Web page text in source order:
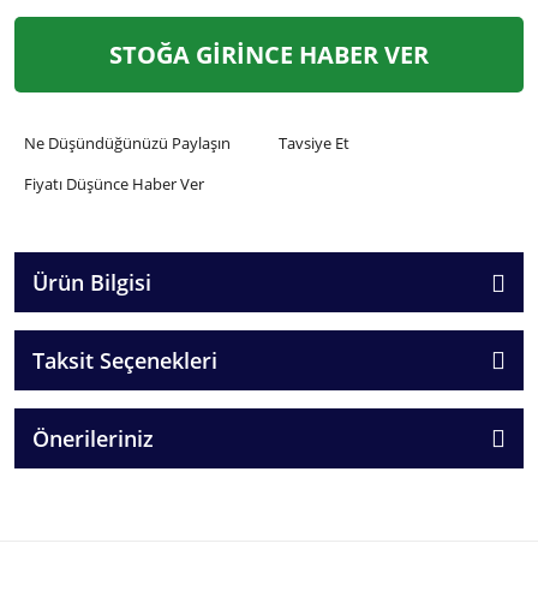
STOĞA GİRİNCE HABER VER
Ne Düşündüğünüzü Paylaşın
Tavsiye Et
Fiyatı Düşünce Haber Ver
Ürün Bilgisi
Taksit Seçenekleri
Önerileriniz